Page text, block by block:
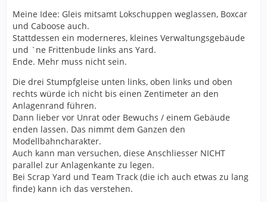
Meine Idee: Gleis mitsamt Lokschuppen weglassen, Boxcar
und Caboose auch.
Stattdessen ein moderneres, kleines Verwaltungsgebäude
und `ne Frittenbude links ans Yard.
Ende. Mehr muss nicht sein.
Die drei Stumpfgleise unten links, oben links und oben
rechts würde ich nicht bis einen Zentimeter an den
Anlagenrand führen.
Dann lieber vor Unrat oder Bewuchs / einem Gebäude
enden lassen. Das nimmt dem Ganzen den
Modellbahncharakter.
Auch kann man versuchen, diese Anschliesser NICHT
parallel zur Anlagenkante zu legen.
Bei Scrap Yard und Team Track (die ich auch etwas zu lang
finde) kann ich das verstehen.